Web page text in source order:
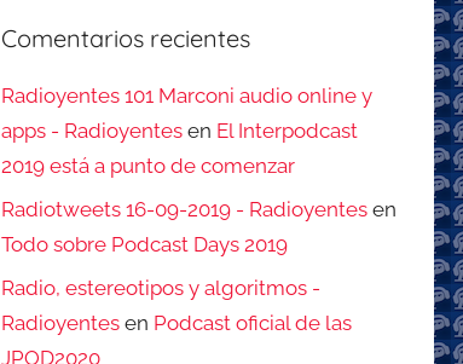
Comentarios recientes
Radioyentes 101 Marconi audio online y
apps - Radioyentes en El Interpodcast
2019 está a punto de comenzar
Radiotweets 16-09-2019 - Radioyentes en
Todo sobre Podcast Days 2019
Radio, estereotipos y algoritmos -
Radioyentes en Podcast oficial de las
JPOD2020